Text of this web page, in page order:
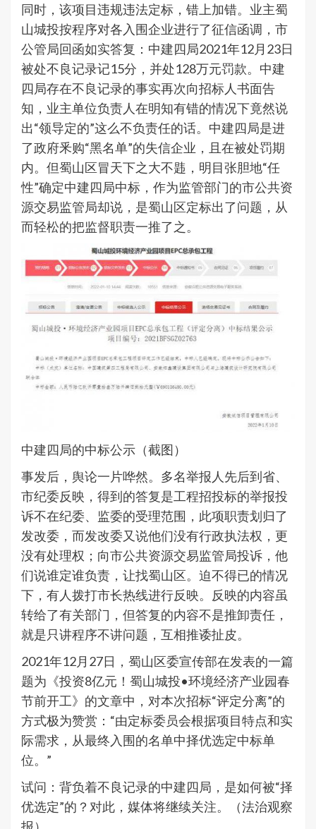
同时，该项目违规违法定标，错上加错。业主蜀
山城投按程序对各入围企业进行了征信函调，市
公管局回函如实答复：中建四局2021年12月23日
被处不良记录记15分，并处128万元罚款。中建
四局存在不良记录的事实再次向招标人书面告
知，业主单位负责人在明知有错的情况下竟然说
出“领导定的”这么不负责任的话。中建四局是进
了政府釆购“黑名单”的失信企业，且在被处罚期
内。但蜀山区冒天下之大不韪，明目张胆地“任
性”确定中建四局中标，作为监管部门的市公共资
源交易监管局却说，是蜀山区定标出了问题，从
而轻松的把监督职责一推了之。
中建四局的中标公示（截图）
事发后，舆论一片哗然。多名举报人先后到省、
市纪委反映，得到的答复是工程招投标的举报投
诉不在纪委、监委的受理范围，此项职责划归了
发改委，而发改委又说他们没有行政执法权，更
没有处理权；向市公共资源交易监管局投诉，他
们说谁定谁负责，让找蜀山区。迫不得已的情况
下，有人拨打市长热线进行反映。反映的内容虽
转给了有关部门，但答复的内容不是推卸责任，
就是只讲程序不讲问题，互相推诿扯皮。
2021年12月27日，蜀山区委宣传部在发表的一篇
题为《投资8亿元！蜀山城投•环境经济产业园春
节前开工》的文章中，对本次招标“评定分离”的
方式极为赞赏：“由定标委员会根据项目特点和实
际需求，从最终入围的名单中择优选定中标单
位。”
试问：背负着不良记录的中建四局，是如何被“择
优选定”的？对此，媒体将继续关注。（法治观察